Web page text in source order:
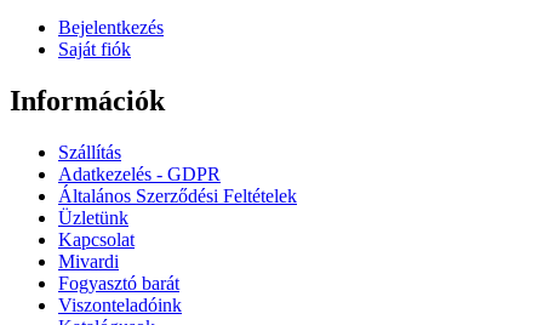
Bejelentkezés
Saját fiók
Információk
Szállítás
Adatkezelés - GDPR
Általános Szerződési Feltételek
Üzletünk
Kapcsolat
Mivardi
Fogyasztó barát
Viszonteladóink